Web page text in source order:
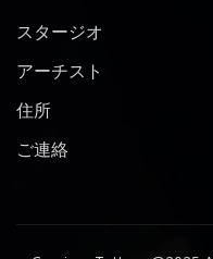
スタージオ
アーチスト
住所
ご連絡